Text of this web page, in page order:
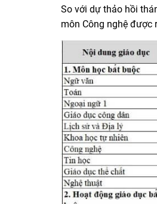
So với dự thảo hồi
môn Công nghệ được